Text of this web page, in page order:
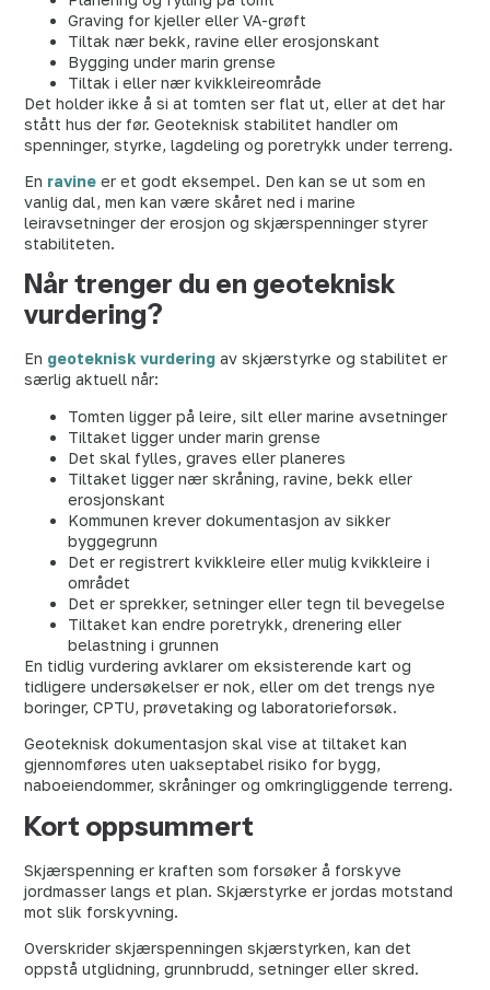
Graving for kjeller eller VA-grøft
Tiltak nær bekk, ravine eller erosjonskant
Bygging under marin grense
Tiltak i eller nær kvikkleireområde
Det holder ikke å si at tomten ser flat ut, eller at det har
stått hus der før. Geoteknisk stabilitet handler om
spenninger, styrke, lagdeling og poretrykk under terreng.
En ravine er et godt eksempel. Den kan se ut som en
vanlig dal, men kan være skåret ned i marine
leiravsetninger der erosjon og skjærspenninger styrer
stabiliteten.
Når trenger du en geoteknisk
vurdering?
En geoteknisk vurdering av skjærstyrke og stabilitet er
særlig aktuell når:
Tomten ligger på leire, silt eller marine avsetninger
Tiltaket ligger under marin grense
Det skal fylles, graves eller planeres
Tiltaket ligger nær skråning, ravine, bekk eller
erosjonskant
Kommunen krever dokumentasjon av sikker
byggegrunn
Det er registrert kvikkleire eller mulig kvikkleire i
området
Det er sprekker, setninger eller tegn til bevegelse
Tiltaket kan endre poretrykk, drenering eller
belastning i grunnen
En tidlig vurdering avklarer om eksisterende kart og
tidligere undersøkelser er nok, eller om det trengs nye
boringer, CPTU, prøvetaking og laboratorieforsøk.
Geoteknisk dokumentasjon skal vise at tiltaket kan
gjennomføres uten uakseptabel risiko for bygg,
naboeiendommer, skråninger og omkringliggende terreng.
Kort oppsummert
Skjærspenning er kraften som forsøker å forskyve
jordmasser langs et plan. Skjærstyrke er jordas motstand
mot slik forskyvning.
Overskrider skjærspenningen skjærstyrken, kan det
oppstå utglidning, grunnbrudd, setninger eller skred.